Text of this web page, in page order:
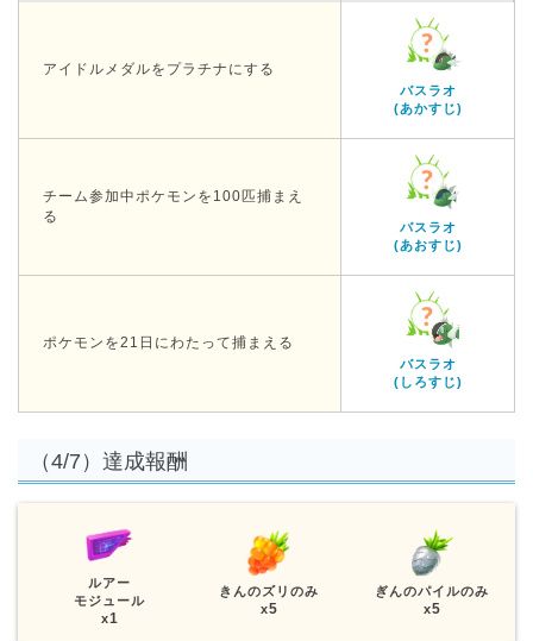
アイドルメダルをプラチナにする
バスラオ
(あかすじ)
チーム参加中ポケモンを100匹捕まえ
る
バスラオ
(あおすじ)
ポケモンを21日にわたって捕まえる
バスラオ
(しろすじ)
（4/7）達成報酬
ルアー
モジュール
x1
きんのズリのみ
x5
ぎんのパイルのみ
x5